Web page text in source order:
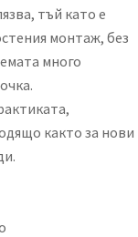
тъй като е
монтаж, без
много
както за нови